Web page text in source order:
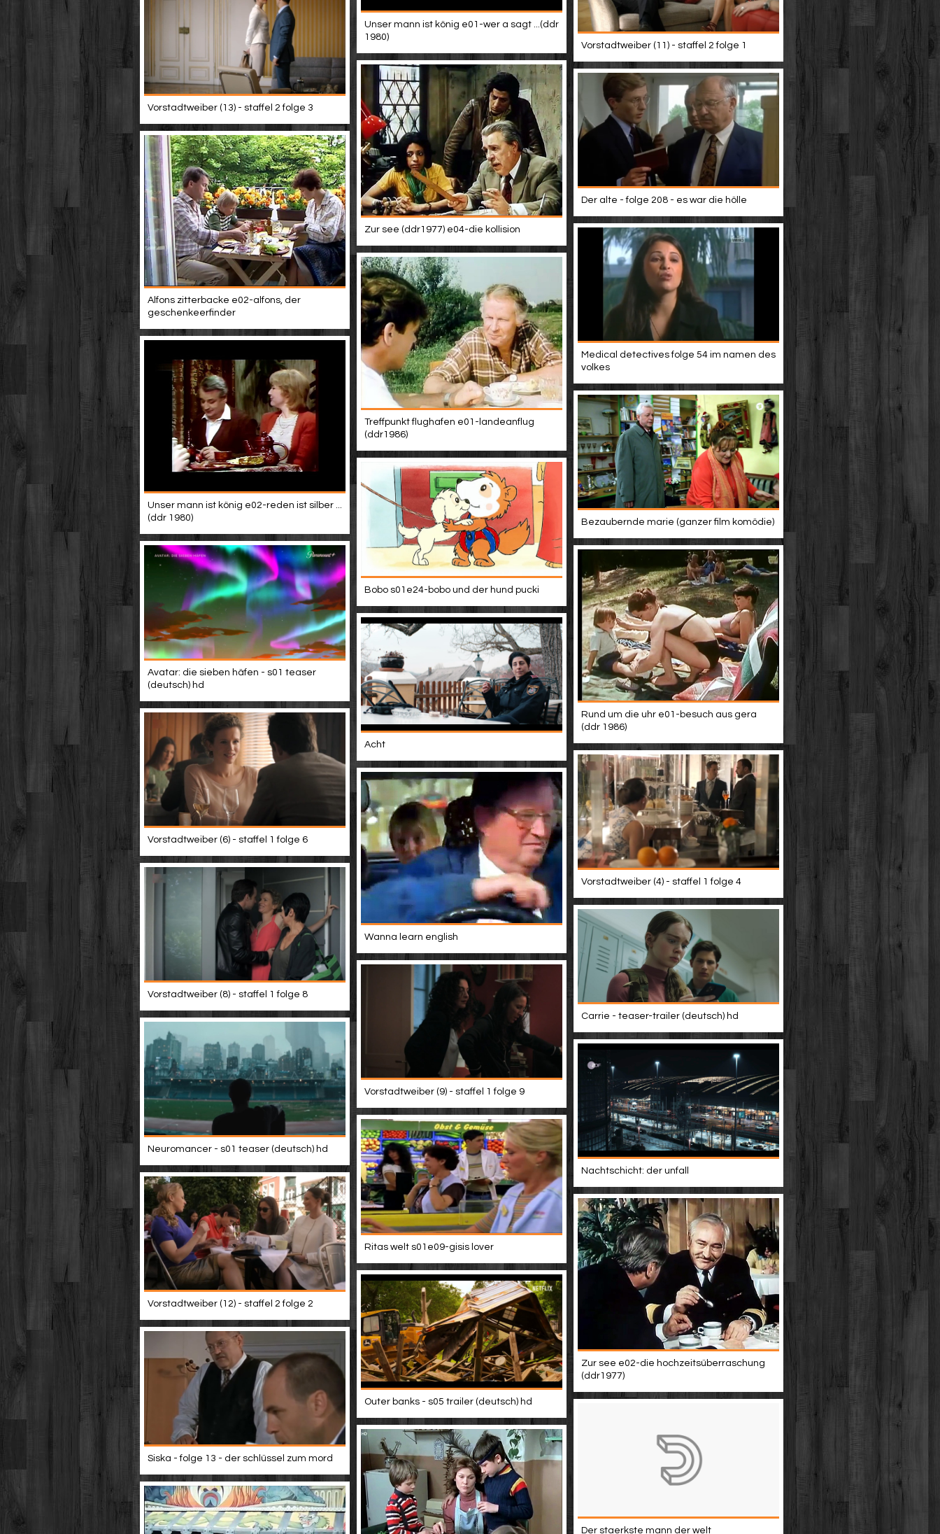
Unser mann ist könig e01-wer a sagt ...(ddr
1980)
Vorstadtweiber (11) - staffel 2 folge 1
Vorstadtweiber (13) - staffel 2 folge 3
Zur see (ddr1977) e04-die kollision
Der alte - folge 208 - es war die hölle
Alfons zitterbacke e02-alfons, der
geschenkeerfinder
Medical detectives folge 54 im namen des
volkes
Treffpunkt flughafen e01-landeanflug
(ddr1986)
Unser mann ist könig e02-reden ist silber ...
(ddr 1980)
Bezaubernde marie (ganzer film komödie)
Bobo s01e24-bobo und der hund pucki
Avatar: die sieben häfen - s01 teaser
(deutsch) hd
Rund um die uhr e01-besuch aus gera
(ddr 1986)
Acht
Vorstadtweiber (6) - staffel 1 folge 6
Vorstadtweiber (4) - staffel 1 folge 4
Wanna learn english
Vorstadtweiber (8) - staffel 1 folge 8
Carrie - teaser-trailer (deutsch) hd
Vorstadtweiber (9) - staffel 1 folge 9
Neuromancer - s01 teaser (deutsch) hd
Nachtschicht: der unfall
Ritas welt s01e09-gisis lover
Vorstadtweiber (12) - staffel 2 folge 2
Zur see e02-die hochzeitsüberraschung
(ddr1977)
Outer banks - s05 trailer (deutsch) hd
Siska - folge 13 - der schlüssel zum mord
Der staerkste mann der welt